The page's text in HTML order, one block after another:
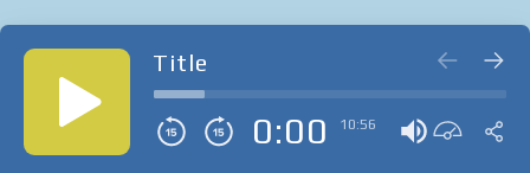
Title
0:00 10:56